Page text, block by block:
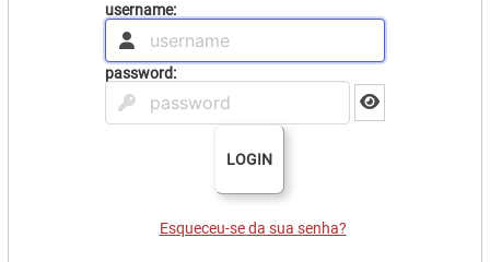
username:
password:
LOGIN
Esqueceu-se da sua senha?